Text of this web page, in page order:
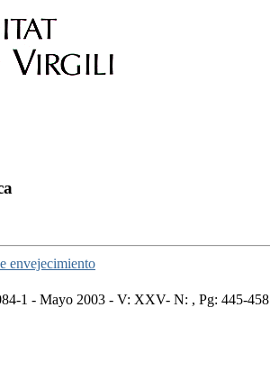
envejecimiento
1 - Mayo 2003 - V: XXV- N: , Pg: 445-458